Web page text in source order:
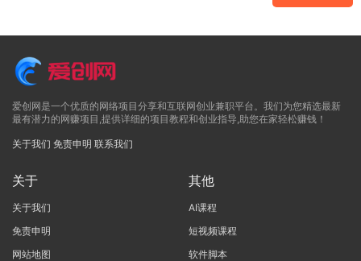
爱创网是一个优质的网络项目分享和互联网创业兼职平台。我们为您精选最新
最有潜力的网赚项目,提供详细的项目教程和创业指导,助您在家轻松赚钱！
关于我们 免责申明 联系我们
关于
关于我们
免责申明
网站地图
其他
AI课程
短视频课程
软件脚本